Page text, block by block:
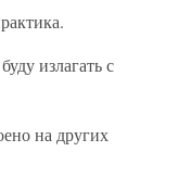
излагать с
на других